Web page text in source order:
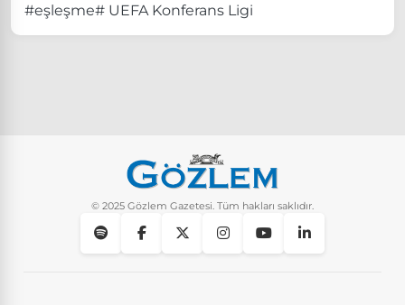
#eşleşme# UEFA Konferans Ligi
© 2025 Gözlem Gazetesi. Tüm hakları saklıdır.